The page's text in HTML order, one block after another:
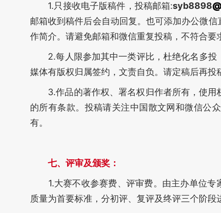
1.只接收电子版稿件，投稿邮箱:syb8898
邮箱收到稿件后会自动回复。也可添加办公微
作简介。请避免邮箱和微信重复投稿，不符合要
2.每人限参加其中一类评比，杜绝化名多投
媒体有版权归属签约，文责自负。请定稿后再投
3.作品的著作权、署名权归作者所有，使用
的所有条款。投稿请关注中国散文网和微信公
有。
七、评审及颁奖：
1.大赛不收参赛费、评审费。由主办单位专
质量为首要标准，分初评、复评及终评三个阶